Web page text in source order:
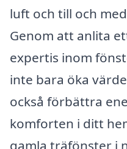
luft och till och
Genom att anlita
expertis inom
inte bara öka
också förbättra
komforten i ditt
gamla träfönster i